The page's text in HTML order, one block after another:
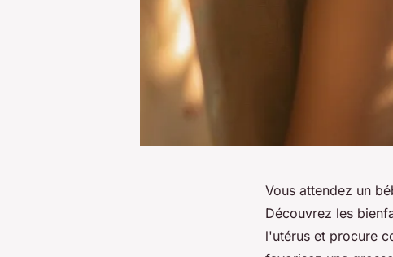
Vous attendez un
Découvrez les
l'utérus et procure